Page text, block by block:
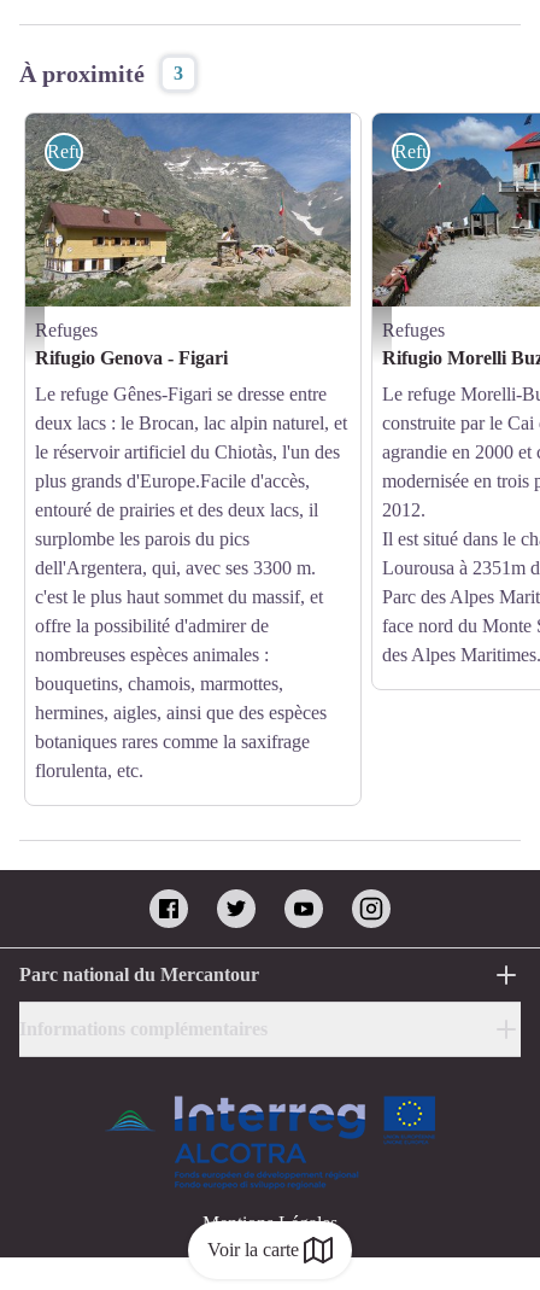
Voir la carte
À proximité 3
Il Rifugio Genova - Figari - Augusto Rivelli
Refuges
Refuges
Rifugio Genova - Figari
Le refuge Gênes-Figari se dresse entre
deux lacs : le Brocan, lac alpin naturel, et
le réservoir artificiel du Chiotàs, l'un des
plus grands d'Europe.Facile d'accès,
entouré de prairies et des deux lacs, il
surplombe les parois du pics
dell'Argentera, qui, avec ses 3300 m.
c'est le plus haut sommet du massif, et
offre la possibilité d'admirer de
nombreuses espèces animales :
bouquetins, chamois, marmottes,
hermines, aigles, ainsi que des espèces
botaniques rares comme la saxifrage
florulenta, etc.
Il Rifugio Morelli Buzzi -
Refuges
Refuges
Rifugio Morelli
Le refuge Morelli-
construite par le
agrandie en 2000 et
modernisée en trois
2012.
Il est situé dans le
Lourousa à 2351m
Parc des Alpes
face nord du Monte
des Alpes Maritimes.
Parc national du Mercantour
Informations complémentaires
Mentions Légales